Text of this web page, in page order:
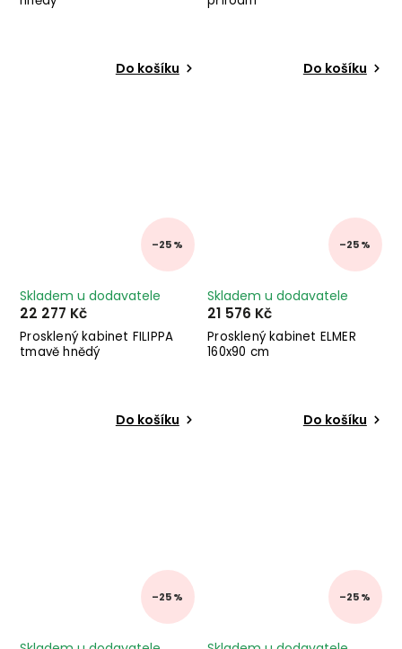
Do košíku Do košíku
–25 %
Prosklený kabinet FILIPPA
tmavě hnědý
Skladem u dodavatele
22 277 Kč
Do košíku
–25 %
Prosklený kabinet ELMER
160x90 cm
Skladem u dodavatele
21 576 Kč
Do košíku
–25 % –25 %